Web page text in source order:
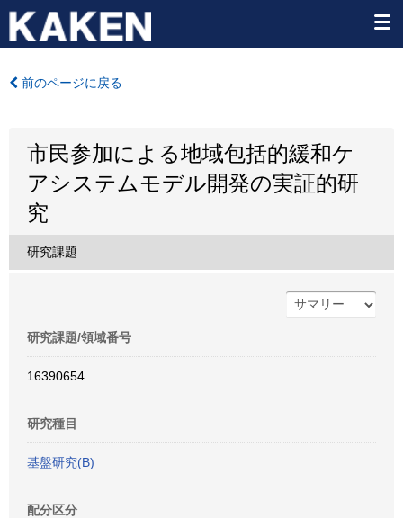
前のページに戻る
市民参加による地域包括的緩和ケ
アシステムモデル開発の実証的研
究
研究課題
研究課題/領域番号
16390654
研究種目
基盤研究(B)
配分区分